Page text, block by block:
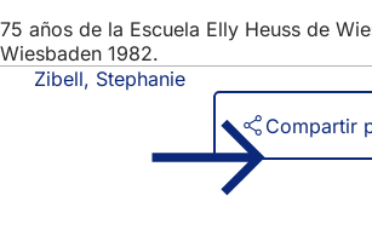
75 años de la Escuela Elly Heuss de
Wiesbaden 1982.
Zibell, Stephanie
Compartir